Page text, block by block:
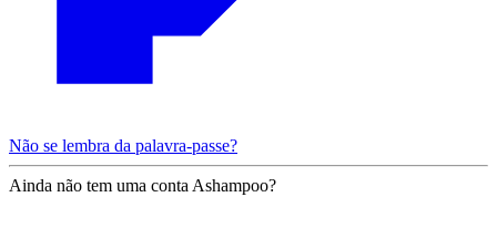
Não se lembra da palavra-passe?
Ainda não tem uma conta Ashampoo?